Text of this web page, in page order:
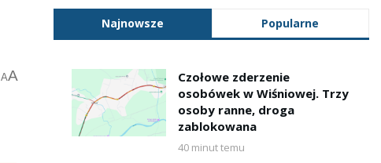
AA
Najnowsze Popularne
Czołowe zderzenie
osobówek w Wiśniowej. Trzy
osoby ranne, droga
zablokowana
40 minut temu